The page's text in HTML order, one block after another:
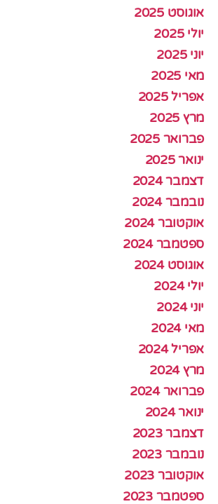
אוגוסט 2025
יולי 2025
יוני 2025
מאי 2025
אפריל 2025
מרץ 2025
פברואר 2025
ינואר 2025
דצמבר 2024
נובמבר 2024
אוקטובר 2024
ספטמבר 2024
אוגוסט 2024
יולי 2024
יוני 2024
מאי 2024
אפריל 2024
מרץ 2024
פברואר 2024
ינואר 2024
דצמבר 2023
נובמבר 2023
אוקטובר 2023
ספטמבר 2023